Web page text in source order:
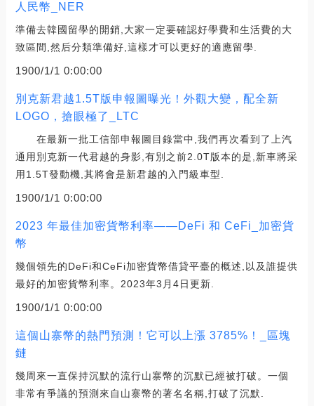
人民幣_NER
準備去韓國留學的開銷,大家一定要確認好學費和生活費的大
致區間,然后分類準備好,這樣才可以更好的適應留學.
1900/1/1 0:00:00
別克新君越1.5T版申報圖曝光！外觀大變，配全新
LOGO，搶眼極了_LTC
在最新一批工信部申報圖目錄當中,我們再次看到了上汽
通用別克新一代君越的身影,有別之前2.0T版本的是,新車將采
用1.5T發動機,其將會是新君越的入門級車型.
1900/1/1 0:00:00
2023 年最佳加密貨幣利率——DeFi 和 CeFi_加密貨
幣
幾個領先的DeFi和CeFi加密貨幣借貸平臺的概述,以及誰提供
最好的加密貨幣利率。2023年3月4日更新.
1900/1/1 0:00:00
這個山寨幣的熱門預測！它可以上漲 3785%！_區塊
鏈
幾周來一直保持沉默的流行山寨幣的沉默已經被打破。一個
非常有爭議的預測來自山寨幣的著名名稱,打破了沉默.